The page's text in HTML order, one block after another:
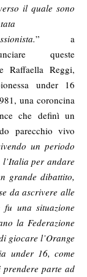
il quale sono
” a
queste
Raffaella Reggi,
under 16
una coroncina
che definì un
parecchio vivo
un periodo
per andare
grande dibattito,
da ascrivere alle
una situazione
la Federazione
giocare l’Orange
under 16, come
parte ad